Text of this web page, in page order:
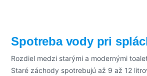
Spotreba vody pri
Rozdiel medzi starými a modernými
Staré záchody spotrebujú až 9 až 12